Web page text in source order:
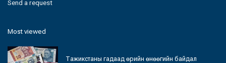
Send a request
Most viewed
Тажикстаны гадаад өрийн өнөөгийн байдал